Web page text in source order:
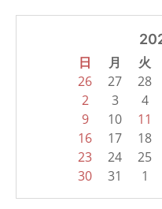
日 月 火
26 27 28
2
3 4
9
10 11
16
17 18
23
24 25
30
31 1